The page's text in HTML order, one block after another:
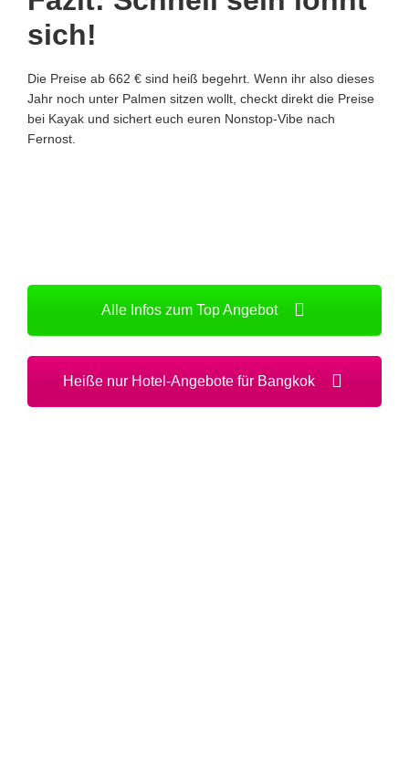
sich!
Die Preise ab 662 € sind heiß begehrt. Wenn ihr also dieses
Jahr noch unter Palmen sitzen wollt, checkt direkt die Preise
bei Kayak und sichert euch euren Nonstop-Vibe nach
Fernost.
Alle Infos zum Top Angebot
Heiße nur Hotel-Angebote für Bangkok